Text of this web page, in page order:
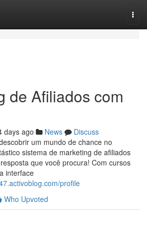
de Afiliados com
days ago News
Discuss
um mundo de chance no
sistema de marketing de afiliados
que você procura! Com cursos
interface
profile
Who Upvoted